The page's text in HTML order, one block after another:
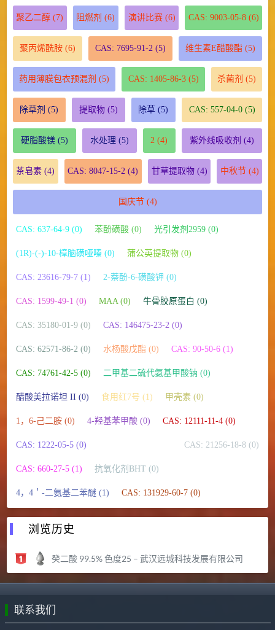
聚乙二醇 (7) 阻燃剂 (6) 演讲比赛(6) CAS: 9003-05-8(6)
聚丙烯酰胺(6) CAS: 7695-91-2 (5) 维生素E醋酸酯 (5)
药用薄膜包衣预混剂 (5) CAS: 1405-86-3(5) 杀菌剂 (5)
除草剂 (5) 提取物(5) 除草 (5) CAS: 557-04-0(5)
硬脂酸镁(5) 水处理 (5) 2 (4) 紫外线吸收剂 (4)
茶皂素 (4) CAS: 8047-15-2 (4) 甘草提取物(4) 中秋节(4)
国庆节(4)
CAS: 637-64-9 (0) 苯酚磺酸 (0) 光引发剂2959 (0)
(1R)-(-)-10-樟脑磺哑嗪 (0) 蒲公英提取物 (0)
CAS: 23616-79-7 (1) 2-萘酚-6-磺酸钾 (0)
CAS: 1599-49-1 (0) MAA (0) 牛骨胶原蛋白 (0)
CAS: 35180-01-9 (0) CAS: 146475-23-2 (0)
CAS: 62571-86-2 (0) 水杨酸戊酯 (0) CAS: 90-50-6 (1)
CAS: 74761-42-5 (0) 二甲基二硫代氨基甲酸钠 (0)
醋酸美拉诺坦 II (0) 食用红7号 (1) 甲壳素 (0)
1，6-己二胺 (0) 4-羟基苯甲酸 (0) CAS: 12111-11-4 (0)
CAS: 1222-05-5 (0) CAS: 21256-18-8 (0)
CAS: 660-27-5 (1) 抗氧化剂BHT (0)
4，4＇-二氨基二苯醚 (1) CAS: 131929-60-7 (0)
浏览历史
癸二酸 99.5% 色度25 – 武汉远城科技发展有限公司
联系我们